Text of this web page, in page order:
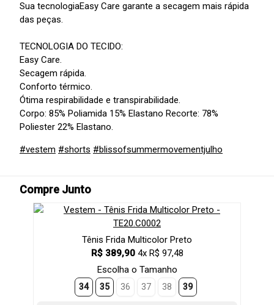
Sua tecnologiaEasy Care garante a secagem mais rápida
das peças.
TECNOLOGIA DO TECIDO:
Easy Care.
Secagem rápida.
Conforto térmico.
Ótima respirabilidade e transpirabilidade.
Corpo: 85% Poliamida 15% Elastano Recorte: 78%
Poliester 22% Elastano.
#vestem #shorts #blissofsummermovementjulho
Compre Junto
Tênis Frida Multicolor Preto
R$ 389,90 4x R$ 97,48
Escolha o Tamanho
34 35 36 37 38 39